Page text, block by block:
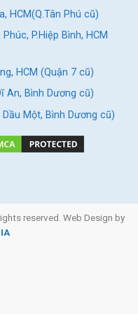
HCM(Q.Tân Phú cũ)
P.Hiệp Bình, HCM
HCM (Quận 7 cũ)
An, Bình Dương cũ)
Dầu Một, Bình Dương cũ)
reserved. Web Design by